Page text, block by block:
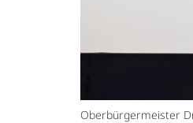
Oberbürgermeister